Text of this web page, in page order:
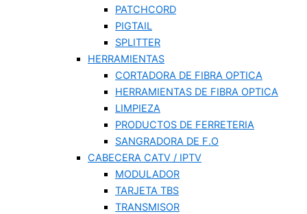
PATCHCORD
PIGTAIL
SPLITTER
HERRAMIENTAS
CORTADORA DE FIBRA OPTICA
HERRAMIENTAS DE FIBRA OPTICA
LIMPIEZA
PRODUCTOS DE FERRETERIA
SANGRADORA DE F.O
CABECERA CATV / IPTV
MODULADOR
TARJETA TBS
TRANSMISOR